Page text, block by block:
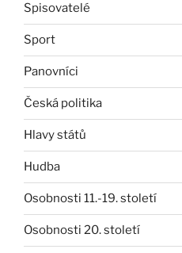
Spisovatelé
Sport
Panovníci
Česká politika
Hlavy států
Hudba
Osobnosti 11.-19. století
Osobnosti 20. století